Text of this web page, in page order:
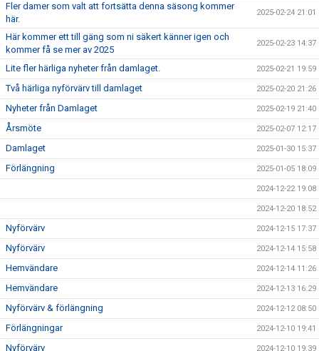
Fler damer som valt att fortsätta denna säsong kommer
här.
2025-02-24 21:01
Här kommer ett till gäng som ni säkert känner igen och
kommer få se mer av 2025
2025-02-23 14:37
Lite fler härliga nyheter från damlaget. 2025-02-21 19:59
Två härliga nyförvärv till damlaget 2025-02-20 21:26
Nyheter från Damlaget 2025-02-19 21:40
Årsmöte 2025-02-07 12:17
Damlaget 2025-01-30 15:37
Förlängning 2025-01-05 18:09
2024-12-22 19:08
2024-12-20 18:52
Nyförvärv 2024-12-15 17:37
Nyförvärv 2024-12-14 15:58
Hemvändare 2024-12-14 11:26
Hemvändare 2024-12-13 16:29
Nyförvärv & förlängning 2024-12-12 08:50
Förlängningar 2024-12-10 19:41
Nyförvärv 2024-12-10 19:39